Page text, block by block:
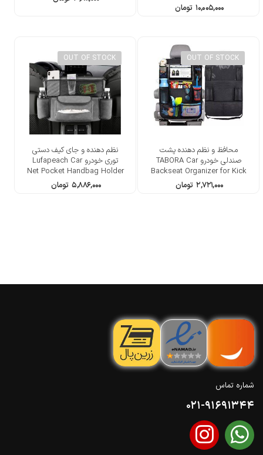
Car Polisher/Waxer
۱۰,۰۰۵,۰۰۰ تومان
OUT OF STOCK
محافظ و نظم دهنده پشت
صندلی خودرو TABORA Car
Backseat Organizer for Kick
Mat
۲,۷۲۱,۰۰۰ تومان
OUT OF STOCK
نظم دهنده و جای کیف دستی
توری خودرو Lufapeach Car
Net Pocket Handbag Holder
Between Seats
۵,۸۸۶,۰۰۰ تومان
شماره تماس
021-91691344